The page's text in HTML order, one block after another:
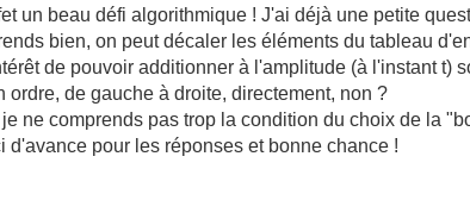
un beau défi algorithmique ! J'ai déjà une petite
bien, on peut décaler les éléments du tableau
de pouvoir additionner à l'amplitude (à l'instant t)
ordre, de gauche à droite, directement, non ?
je ne comprends pas trop la condition du choix de la
d'avance pour les réponses et bonne chance !